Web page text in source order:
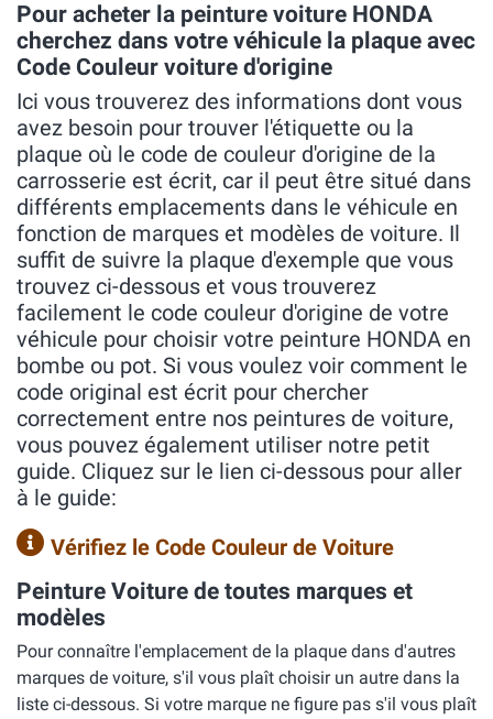
Pour acheter la peinture voiture HONDA
cherchez dans votre véhicule la plaque avec
Code Couleur voiture d'origine
Ici vous trouverez des informations dont vous
avez besoin pour trouver l'étiquette ou la
plaque où le code de couleur d'origine de la
carrosserie est écrit, car il peut être situé dans
différents emplacements dans le véhicule en
fonction de marques et modèles de voiture. Il
suffit de suivre la plaque d'exemple que vous
trouvez ci-dessous et vous trouverez
facilement le code couleur d'origine de votre
véhicule pour choisir votre peinture HONDA en
bombe ou pot. Si vous voulez voir comment le
code original est écrit pour chercher
correctement entre nos peintures de voiture,
vous pouvez également utiliser notre petit
guide. Cliquez sur le lien ci-dessous pour aller
à le guide:
Vérifiez le Code Couleur de Voiture
Peinture Voiture de toutes marques et
modèles
Pour connaître l'emplacement de la plaque dans d'autres
marques de voiture, s'il vous plaît choisir un autre dans la
liste ci-dessous. Si votre marque ne figure pas s'il vous plaît